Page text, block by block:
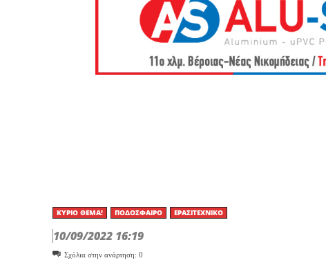
ΚΎΡΙΟ ΘΈΜΑ! ΠΟΔΌΣΦΑΙΡΟ ΕΡΑΣΙΤΕΧΝΙΚΟ
10/09/2022 16:19
Σχόλια στην ανάρτηση: 0